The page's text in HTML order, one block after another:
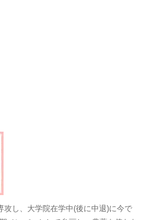
攻し、大学院在学中(後に中退)に今で